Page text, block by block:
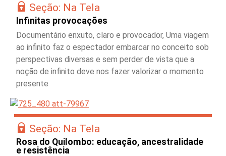
Seção: Na Tela
Infinitas provocações
Documentário enxuto, claro e provocador, Uma viagem
ao infinito faz o espectador embarcar no conceito sob
perspectivas diversas e sem perder de vista que a
noção de infinito deve nos fazer valorizar o momento
presente
Seção: Na Tela
Rosa do Quilombo: educação, ancestralidade
e resistência